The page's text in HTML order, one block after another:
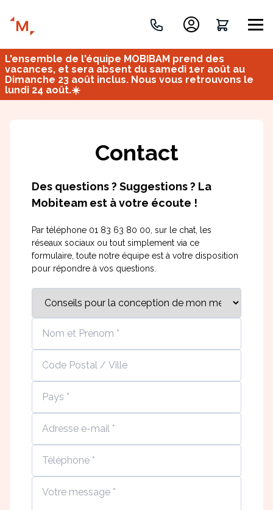
Tous Bureau
Bibliothèque Meuble tv Dressing
Claustra
Coulissantes
Créez votre projet de A à Z
L'ensemble de l'équipe MOBIBAM prend des
vacances, et sera absent du samedi 1er août au
Dimanche 23 août inclus. Nous vous retrouvons le
lundi 24 août.☀️
Contact
Des questions ? Suggestions ? La
Mobiteam est à votre écoute !
Par téléphone 01 83 63 80 00, sur le chat, les
réseaux sociaux ou tout simplement via ce
formulaire, toute notre équipe est à votre disposition
pour répondre à vos questions.